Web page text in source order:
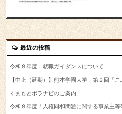
最近の投稿
令和８年度 就職ガイダンスについて
【中止（延期）】熊本学園大学 第２回「
くまもとボラナビのご案内
令和８年度「人権同和問題に関する事業主